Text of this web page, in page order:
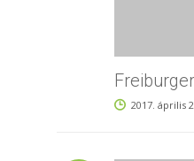
2017. április